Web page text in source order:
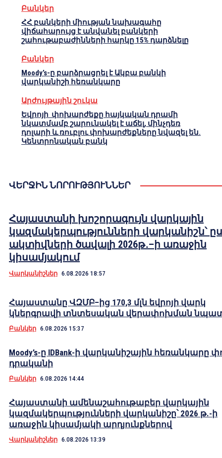
Բանկեր
ՀՀ բանկերի միության նախագահը
վիճահարույց է անվանել բանկերի
շահութաբաժինների հարկը 15% դարձնելը
Բանկեր
Moody’s-ը բարձրացրել է Ակբա բանկի
վարկանիշի հեռանկարը
Արժույթային շուկա
Եվրոյի փոխարժեքը հայկական դրամի
նկատմամբ շարունակել է աճել, մինչդեռ
դոլարի և ռուբլու փոխարժեքները նվազել են.
Կենտրոնական բանկ
ՎԵՐՋԻՆ ՆՈՐՈՒԹՅՈՒՆՆԵՐ
Հայաստանի խոշորագույն վարկային
կազմակերպությունների վարկանիշն՝
ակտիվների ծավալի 2026թ․–ի առաջին
կիսամյակում
Վարկանիշներ 6.08.2026 18:57
Հայաստանը ՎԶՄԲ–ից 170,3 մլն եվրոյի վարկ
կներգրավի տնտեսական վերափոխման
Բանկեր 6.08.2026 15:37
Moody’s-ը IDBank-ի վարկանիշային հեռանկարը
դրականի
Բանկեր 6.08.2026 14:44
Հայաստանի ամենաշահութաբեր վարկային
կազմակերպությունների վարկանիշը՝ 2026 թ.-ի
առաջին կիսամյակի արդյունքներով
Վարկանիշներ 6.08.2026 13:39